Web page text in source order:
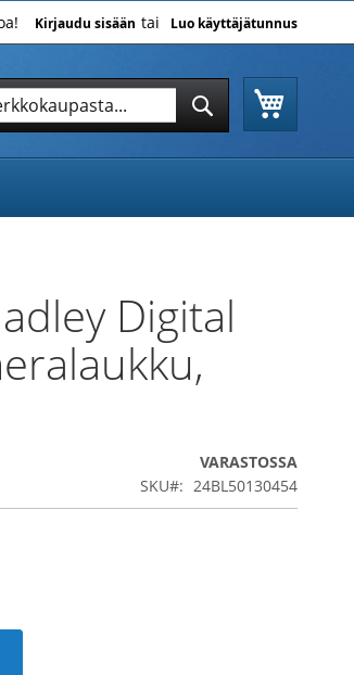
Kirjaudu sisään Luo käyttäjätunnus
Digital
VARASTOSSA
SKU
24BL50130454